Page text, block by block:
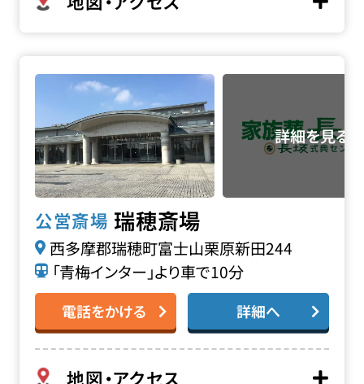
公営斎場 瑞穂斎場
西多摩郡瑞穂町富士山栗原新田244
「青梅インター」より車で10分
電話をかける 詳細へ
地図・アクセス